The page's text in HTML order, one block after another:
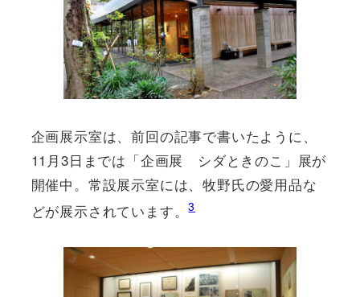
企画展示室は、前回の記事で書いたように、
11月3日までは「企画展 シダときのこ」展が
開催中。常設展示室には、牧野氏の愛用品な
どが展示されています。3